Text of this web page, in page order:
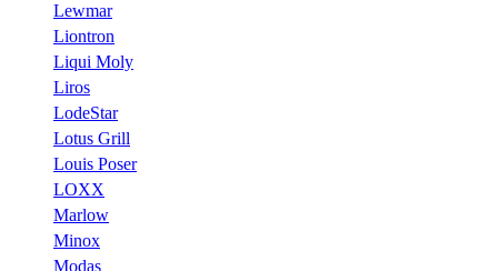
Lewmar
Liontron
Liqui Moly
Liros
LodeStar
Lotus Grill
Louis Poser
LOXX
Marlow
Minox
Modas